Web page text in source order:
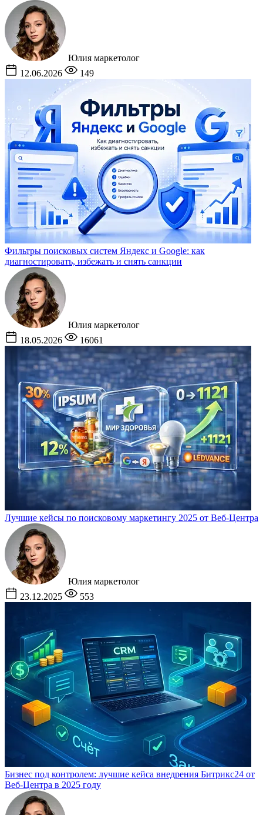
Юлия маркетолог
12.06.2026
149
Фильтры поисковых систем Яндекс и Google: как
диагностировать, избежать и снять санкции
Юлия маркетолог
18.05.2026
16061
Лучшие кейсы по поисковому маркетингу 2025 от Веб-Центра
Юлия маркетолог
23.12.2025
553
Бизнес под контролем: лучшие кейса внедрения Битрикс24 от
Веб-Центра в 2025 году